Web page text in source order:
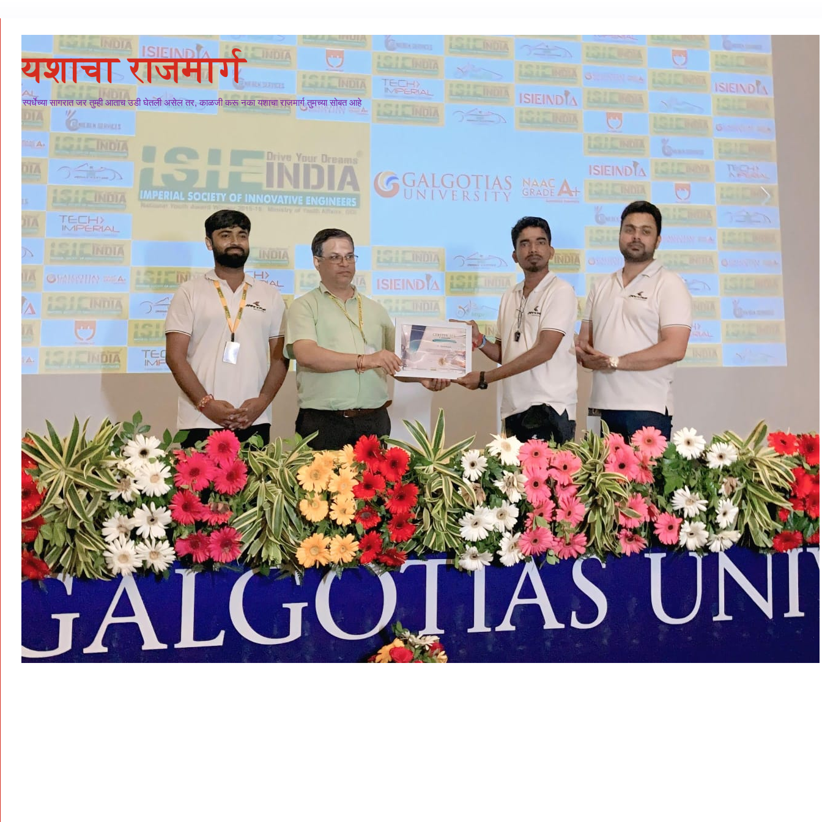
यशाचा राजमार्ग
स्पर्धेच्या सागरात जर तुम्ही आताच उडी घेतली असेल तर, काळजी करू नका यशाचा राजमार्ग तुमच्या सोबत आहे